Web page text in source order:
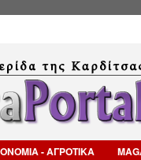
- ΑΓΡΟΤΙΚΑ